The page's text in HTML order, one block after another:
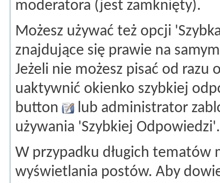
moderatora (jest zamknięty).
Możesz używać też opcji
znajdujące się prawie na
Jeżeli nie możesz pisać od razu
uaktywnić okienko szybkiej
button
lub administrator
używania 'Szybkiej Odpowiedzi'.
W przypadku długich tematów
wyświetlania postów. Aby